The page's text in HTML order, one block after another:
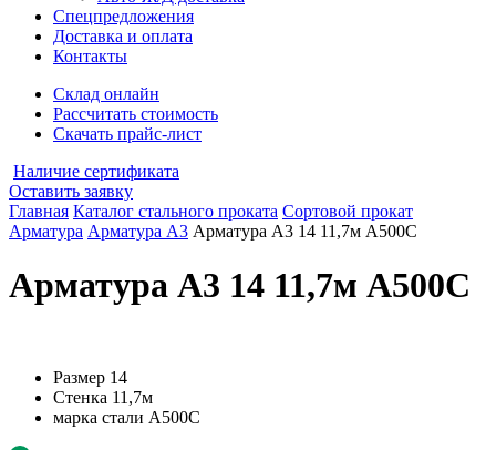
Спецпредложения
Доставка и оплата
Контакты
Склад онлайн
Рассчитать стоимость
Скачать прайс-лист
Наличие сертификата
Оставить заявку
Главная Каталог стального проката Сортовой прокат
Арматура Арматура А3 Арматура А3 14 11,7м А500С
Арматура А3 14 11,7м А500С
Размер 14
Стенка 11,7м
марка стали А500С